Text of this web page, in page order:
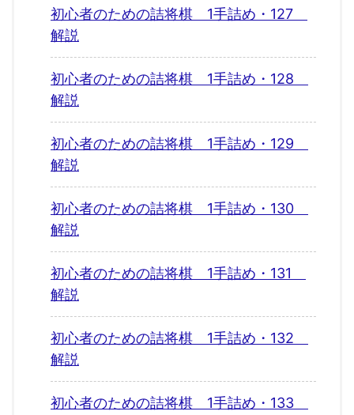
初心者のための詰将棋 1手詰め・127
解説
初心者のための詰将棋 1手詰め・128
解説
初心者のための詰将棋 1手詰め・129
解説
初心者のための詰将棋 1手詰め・130
解説
初心者のための詰将棋 1手詰め・131
解説
初心者のための詰将棋 1手詰め・132
解説
初心者のための詰将棋 1手詰め・133